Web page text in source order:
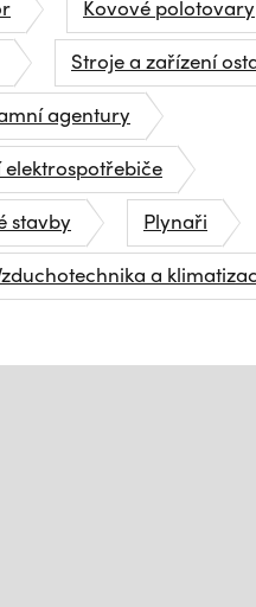
Kovové polotovary
Stroje a zařízení
agentury
elektrospotřebiče
stavby
Plynaři
a